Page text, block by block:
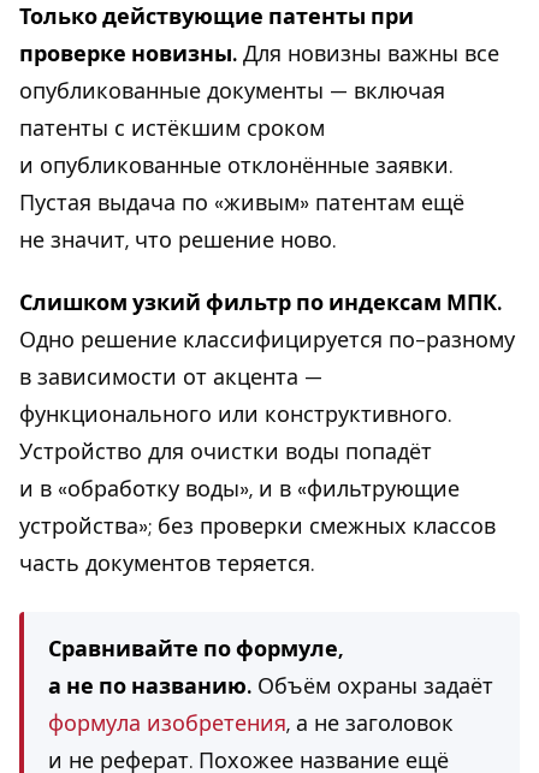
Только действующие патенты при
проверке новизны. Для новизны важны все
опубликованные документы — включая
патенты с истёкшим сроком
и опубликованные отклонённые заявки.
Пустая выдача по «живым» патентам ещё
не значит, что решение ново.
Слишком узкий фильтр по индексам МПК.
Одно решение классифицируется по-разному
в зависимости от акцента —
функционального или конструктивного.
Устройство для очистки воды попадёт
и в «обработку воды», и в «фильтрующие
устройства»; без проверки смежных классов
часть документов теряется.
Сравнивайте по формуле,
а не по названию. Объём охраны задаёт
формула изобретения, а не заголовок
и не реферат. Похожее название ещё